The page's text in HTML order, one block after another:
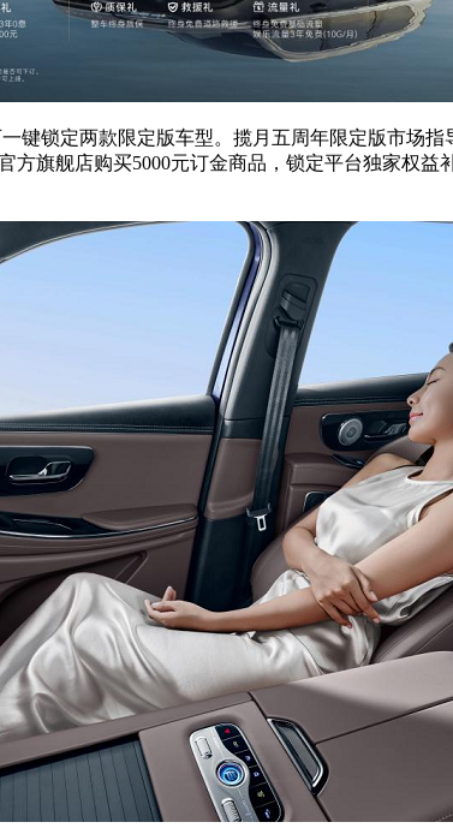
键锁定两款限定版车型。揽月五周年限定版市场
旗舰店购买5000元订金商品，锁定平台独家权